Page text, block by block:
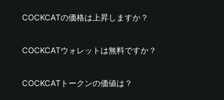
COCKCATの価格は上昇しますか？
COCKCATウォレットは無料ですか？
COCKCATトークンの価値は？